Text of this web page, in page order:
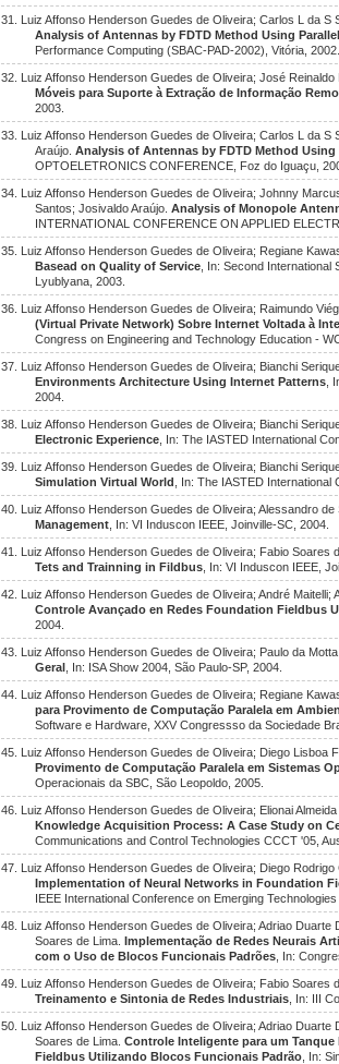
31. Luiz Affonso Henderson Guedes de Oliveira; Carlos L da
Analysis of Antennas by FDTD Method Using
Performance Computing (SBAC-PAD-2002), Vitória, 2002.
32. Luiz Affonso Henderson Guedes de Oliveira; José Reinaldo
Móveis para Suporte à Extração de Informação
2003.
33. Luiz Affonso Henderson Guedes de Oliveira; Carlos L da
Araújo.Analysis of Antennas by FDTD Method
OPTOELETRONICS CONFERENCE, Foz do Iguaçu,
34. Luiz Affonso Henderson Guedes de Oliveira; Johnny
Santos; Josivaldo Araújo.Analysis of Monopole
INTERNATIONAL CONFERENCE ON APPLIED
35. Luiz Affonso Henderson Guedes de Oliveira; Regiane
Basead on Quality of Service , In: Second
Lyublyana, 2003.
36. Luiz Affonso Henderson Guedes de Oliveira; Raimundo
(Virtual Private Network) Sobre Internet Voltada à
Congress on Engineering and Technology Education -
37. Luiz Affonso Henderson Guedes de Oliveira; Bianchi
Environments Architecture Using Internet Patterns ,
2004.
38. Luiz Affonso Henderson Guedes de Oliveira; Bianchi
Electronic Experience , In: The IASTED International
39. Luiz Affonso Henderson Guedes de Oliveira; Bianchi
Simulation Virtual World
, In: The IASTED
40. Luiz Affonso Henderson Guedes de Oliveira; Alessandro de
Management , In: VI Induscon IEEE, Joinville-SC, 2004.
41. Luiz Affonso Henderson Guedes de Oliveira; Fabio Soares
Tets and Trainning in Fildbus , In: VI Induscon IEEE,
42. Luiz Affonso Henderson Guedes de Oliveira; André Maitelli;
Controle Avançado en Redes Foundation Fieldbus
2004.
43. Luiz Affonso Henderson Guedes de Oliveira; Paulo da Motta
Geral , In: ISA Show 2004, São Paulo-SP, 2004.
44. Luiz Affonso Henderson Guedes de Oliveira; Regiane
para Provimento de Computação Paralela em
Software e Hardware, XXV Congressso da Sociedade
45. Luiz Affonso Henderson Guedes de Oliveira; Diego Lisboa
Provimento de Computação Paralela em Sistemas
Operacionais da SBC, São Leopoldo, 2005.
46. Luiz Affonso Henderson Guedes de Oliveira; Elionai
Knowledge Acquisition Process: A Case Study on
Communications and Control Technologies CCCT '05,
47. Luiz Affonso Henderson Guedes de Oliveira; Diego
Implementation of Neural Networks in Foundation
IEEE International Conference on Emerging
48. Luiz Affonso Henderson Guedes de Oliveira; Adriao
Soares de Lima.Implementação de Redes Neurais
com o Uso de Blocos Funcionais Padrões , In:
49. Luiz Affonso Henderson Guedes de Oliveira; Fabio Soares
Treinamento e Sintonia de Redes Industriais , In: III
50. Luiz Affonso Henderson Guedes de Oliveira; Adriao
Soares de Lima.Controle Inteligente para um
Fieldbus Utilizando Blocos Funcionais Padrão , In: